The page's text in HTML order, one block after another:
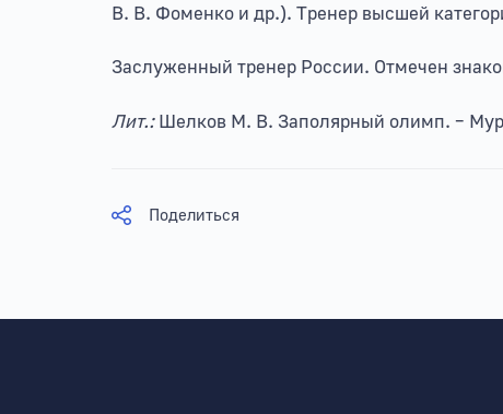
В. В. Фоменко и др.). Тренер высшей
Заслуженный тренер России. Отмечен
Лит.:Шелков М. В. Заполярный олимп. –
Поделиться